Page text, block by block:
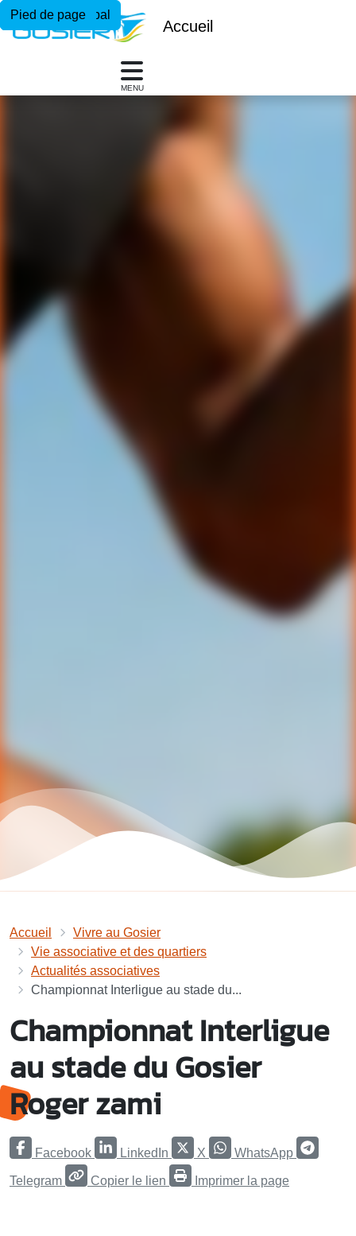
Menu principal
Contenu principal
Pied de page
Accueil
MENU
Accueil
Vivre au Gosier
Vie associative et des quartiers
Actualités associatives
Championnat Interligue au stade du...
Championnat Interligue
au stade du Gosier
Roger zami
Facebook LinkedIn X WhatsApp
Telegram Copier le lien Imprimer la page